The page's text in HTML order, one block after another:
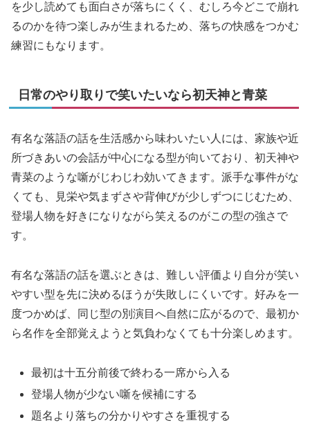
を少し読めても面白さが落ちにくく、むしろ今どこで崩れ
るのかを待つ楽しみが生まれるため、落ちの快感をつかむ
練習にもなります。
日常のやり取りで笑いたいなら初天神と青菜
有名な落語の話を生活感から味わいたい人には、家族や近
所づきあいの会話が中心になる型が向いており、初天神や
青菜のような噺がじわじわ効いてきます。派手な事件がな
くても、見栄や気まずさや背伸びが少しずつにじむため、
登場人物を好きになりながら笑えるのがこの型の強さで
す。
有名な落語の話を選ぶときは、難しい評価より自分が笑い
やすい型を先に決めるほうが失敗しにくいです。好みを一
度つかめば、同じ型の別演目へ自然に広がるので、最初か
ら名作を全部覚えようと気負わなくても十分楽しめます。
最初は十五分前後で終わる一席から入る
登場人物が少ない噺を候補にする
題名より落ちの分かりやすさを重視する